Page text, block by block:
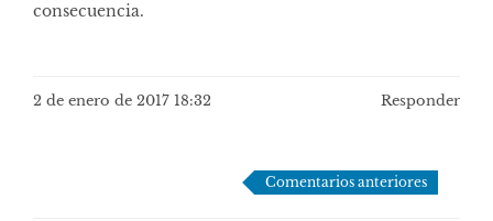
consecuencia.
2 de enero de 2017 18:32 Responder
Comentarios anteriores